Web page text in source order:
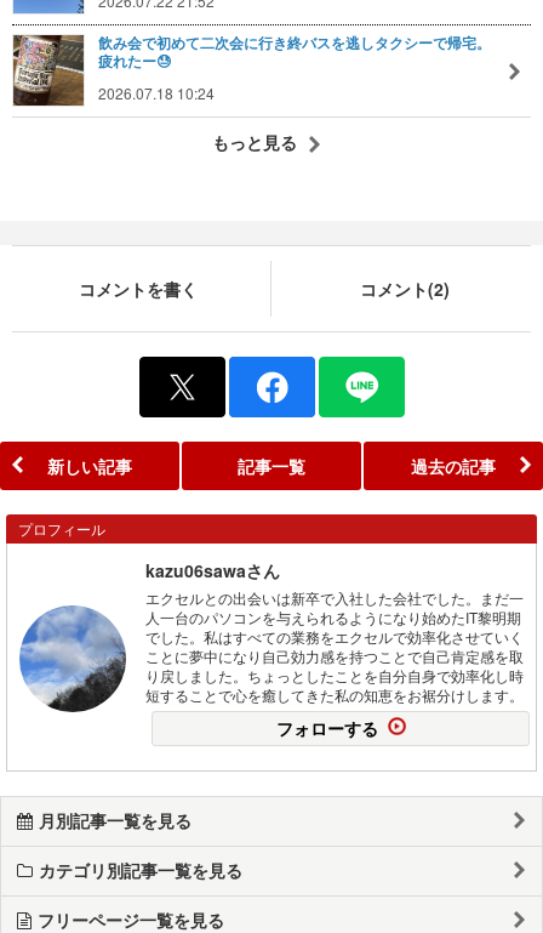
飲み会で初めて二次会に行き終バスを逃しタクシーで帰宅。
疲れたー😓
2026.07.18 10:24
もっと見る
コメントを書く コメント(2)
新しい記事 記事一覧 過去の記事
プロフィール
kazu06sawaさん
エクセルとの出会いは新卒で入社した会社でした。まだ一
人一台のパソコンを与えられるようになり始めたIT黎明期
でした。私はすべての業務をエクセルで効率化させていく
ことに夢中になり自己効力感を持つことで自己肯定感を取
り戻しました。ちょっとしたことを自分自身で効率化し時
短することで心を癒してきた私の知恵をお裾分けします。
フォローする
月別記事一覧を見る
カテゴリ別記事一覧を見る
フリーページ一覧を見る